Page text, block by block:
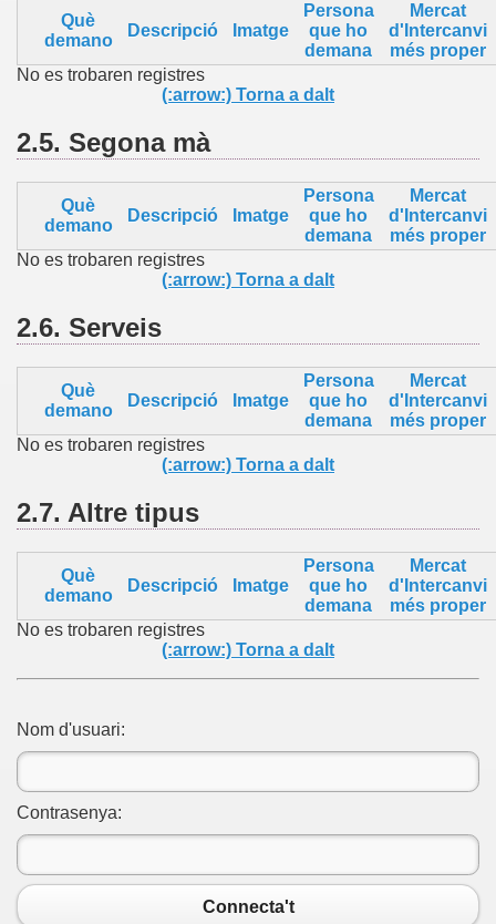
Què
demano
Descripció Imatge
Persona
que ho
demana
Mercat
d'Intercanvi
més proper
No es trobaren registres
(:arrow:) Torna a dalt
2.5. Segona mà
Què
demano
Descripció Imatge
Persona
que ho
demana
Mercat
d'Intercanvi
més proper
No es trobaren registres
(:arrow:) Torna a dalt
2.6. Serveis
Què
demano
Descripció Imatge
Persona
que ho
demana
Mercat
d'Intercanvi
més proper
No es trobaren registres
(:arrow:) Torna a dalt
2.7. Altre tipus
Què
demano
Descripció Imatge
Persona
que ho
demana
Mercat
d'Intercanvi
més proper
No es trobaren registres
(:arrow:) Torna a dalt
Nom d'usuari:
Contrasenya:
Connecta't